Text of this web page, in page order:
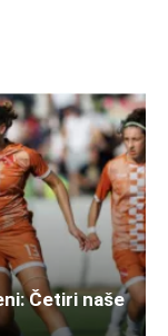
Četiri naše